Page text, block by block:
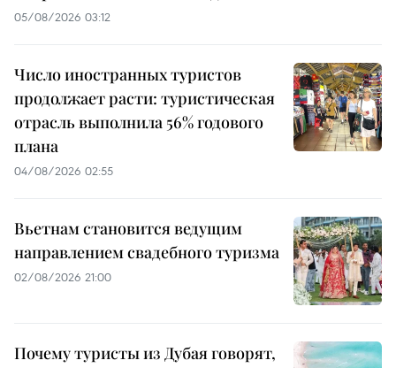
05/08/2026 03:12
Число иностранных туристов
продолжает расти: туристическая
отрасль выполнила 56% годового
плана
04/08/2026 02:55
Вьетнам становится ведущим
направлением свадебного туризма
02/08/2026 21:00
Почему туристы из Дубая говорят,